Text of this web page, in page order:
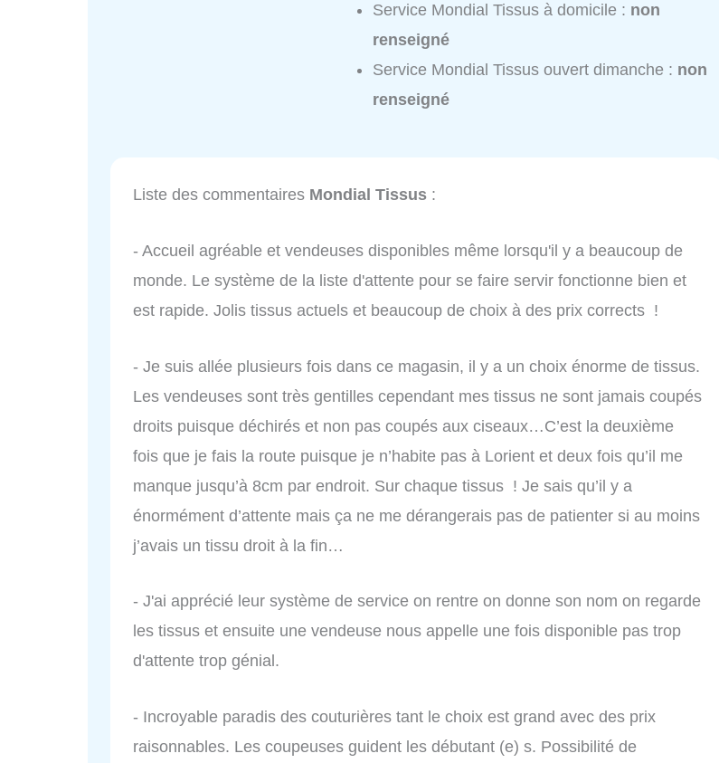
Service Mondial Tissus à domicile : non
renseigné
Service Mondial Tissus ouvert dimanche : non
renseigné
Liste des commentaires Mondial Tissus :
- Accueil agréable et vendeuses disponibles même lorsqu'il y a beaucoup de
monde. Le système de la liste d'attente pour se faire servir fonctionne bien et
est rapide. Jolis tissus actuels et beaucoup de choix à des prix corrects !
- Je suis allée plusieurs fois dans ce magasin, il y a un choix énorme de tissus.
Les vendeuses sont très gentilles cependant mes tissus ne sont jamais coupés
droits puisque déchirés et non pas coupés aux ciseaux…C’est la deuxième
fois que je fais la route puisque je n’habite pas à Lorient et deux fois qu’il me
manque jusqu’à 8cm par endroit. Sur chaque tissus ! Je sais qu’il y a
énormément d’attente mais ça ne me dérangerais pas de patienter si au moins
j’avais un tissu droit à la fin…
- J'ai apprécié leur système de service on rentre on donne son nom on regarde
les tissus et ensuite une vendeuse nous appelle une fois disponible pas trop
d'attente trop génial.
- Incroyable paradis des couturières tant le choix est grand avec des prix
raisonnables. Les coupeuses guident les débutant (e) s. Possibilité de